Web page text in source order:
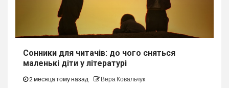
Сонники для читачів: до чого сняться
маленькі діти у літературі
2 месяца тому назад Вера Ковальчук